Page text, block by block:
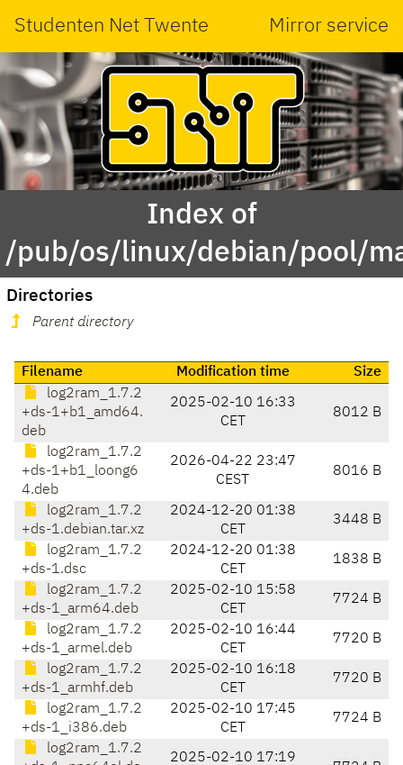
Studenten Net Twente Mirror service
Index of
/pub/os/linux/debian/pool/
Directories
Parent directory
Filename Modification time
Size
log2ram_1.7.2
+ds-1+b1_amd64.
deb
2025-02-10 16:33
CET
8012 B
log2ram_1.7.2
+ds-1+b1_loong6
4.deb
2026-04-22 23:47
CEST
8016 B
log2ram_1.7.2
+ds-1.debian.tar.xz
2024-12-20 01:38
CET
3448 B
log2ram_1.7.2
+ds-1.dsc
2024-12-20 01:38
CET
1838 B
log2ram_1.7.2
+ds-1_arm64.deb
2025-02-10 15:58
CET
7724 B
log2ram_1.7.2
+ds-1_armel.deb
2025-02-10 16:44
CET
7720 B
log2ram_1.7.2
+ds-1_armhf.deb
2025-02-10 16:18
CET
7720 B
log2ram_1.7.2
+ds-1_i386.deb
2025-02-10 17:45
CET
7724 B
log2ram_1.7.2
2025-02-10 17:19